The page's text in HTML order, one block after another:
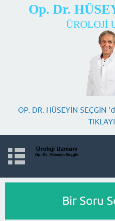
Op. Dr.
ÜROLOJİ
OP. DR. HÜSEYİN SEÇGİN
Bir Soru